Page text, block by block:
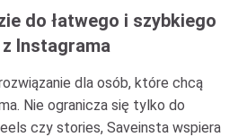
do łatwego i szybkiego
Instagrama
dla osób, które chcą
Nie ogranicza się tylko do
czy stories, Saveinsta wspiera